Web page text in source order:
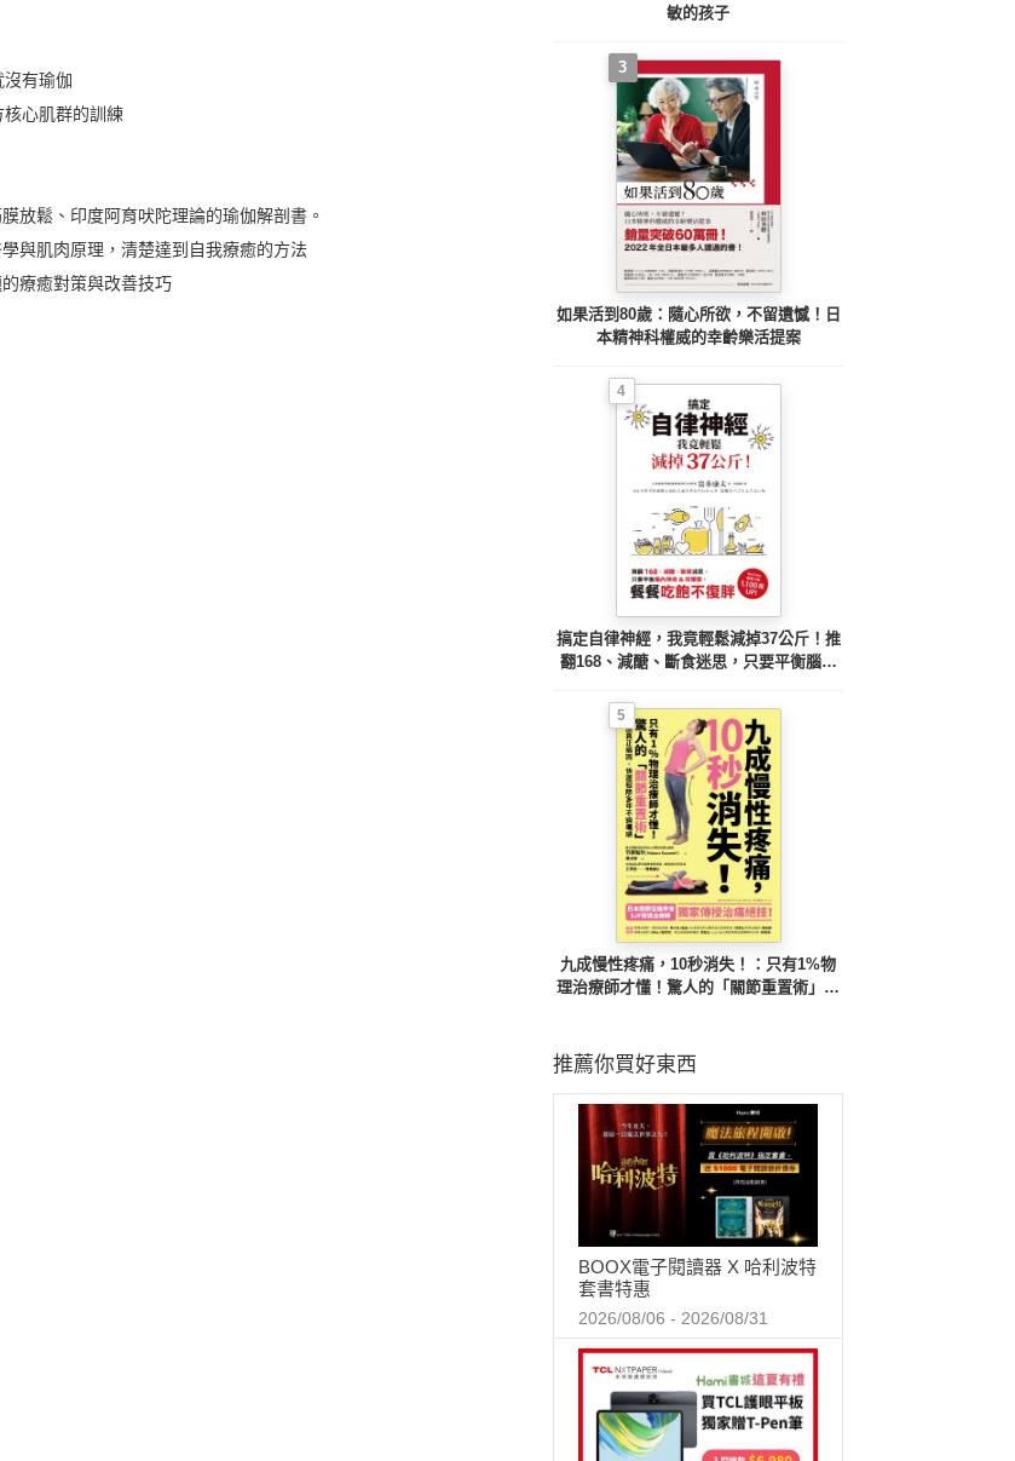
有瑜伽
心肌群的訓練
放鬆、印度阿育吠陀理論的瑜伽解剖書。
與肌肉原理，清楚達到自我療癒的方法
療癒對策與改善技巧
敏的孩子
3
如果活到80歲：隨心所欲，不留遺憾！日
本精神科權威的幸齡樂活提案
4
搞定自律神經，我竟輕鬆減掉37公斤！推
翻168、減醣、斷食迷思，只要平衡腦內
5
九成慢性疼痛，10秒消失！：只有1%物
理治療師才懂！驚人的「關節重置術」，
推薦你買好東西
BOOX電子閱讀器 X 哈利波特
套書特惠
2026/08/06 - 2026/08/31